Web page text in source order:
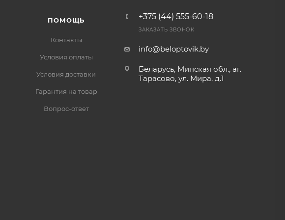
ПОМОЩЬ
Контакты
Условия оплаты
Условия доставки
Гарантия на товар
Вопрос-ответ
+375 (44) 555-60-18
ЗАКАЗАТЬ ЗВОНОК
info@beloptovik.by
Беларусь, Минская обл., аг.
Тарасово, ул. Мира, д.1